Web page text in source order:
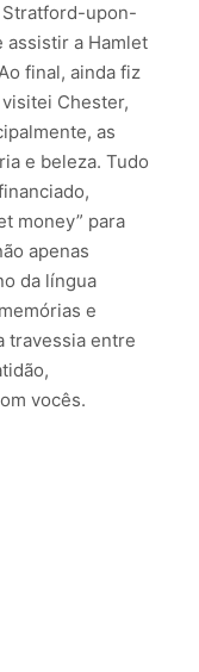
Stratford-upon-
assistir a Hamlet
final, ainda fiz
Chester,
as
e beleza. Tudo
money” para
apenas
da língua
e
travessia entre
vocês.